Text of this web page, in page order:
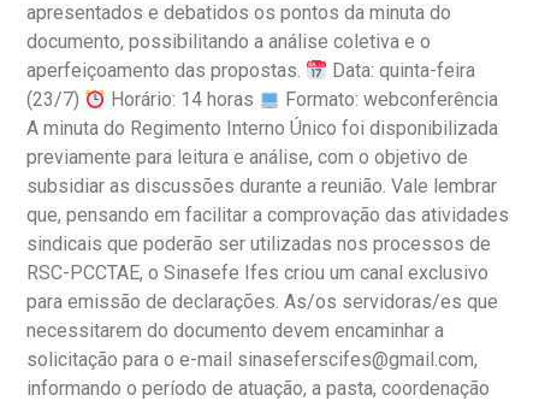
apresentados e debatidos os pontos da minuta do
documento, possibilitando a análise coletiva e o
aperfeiçoamento das propostas.
Data: quinta-feira
(23/7)
Horário: 14 horas
Formato: webconferência
A minuta do Regimento Interno Único foi disponibilizada
previamente para leitura e análise, com o objetivo de
subsidiar as discussões durante a reunião. Vale lembrar
que, pensando em facilitar a comprovação das atividades
sindicais que poderão ser utilizadas nos processos de
RSC-PCCTAE, o Sinasefe Ifes criou um canal exclusivo
para emissão de declarações. As/os servidoras/es que
necessitarem do documento devem encaminhar a
solicitação para o e-mail sinaseferscifes@gmail.com,
informando o período de atuação, a pasta, coordenação